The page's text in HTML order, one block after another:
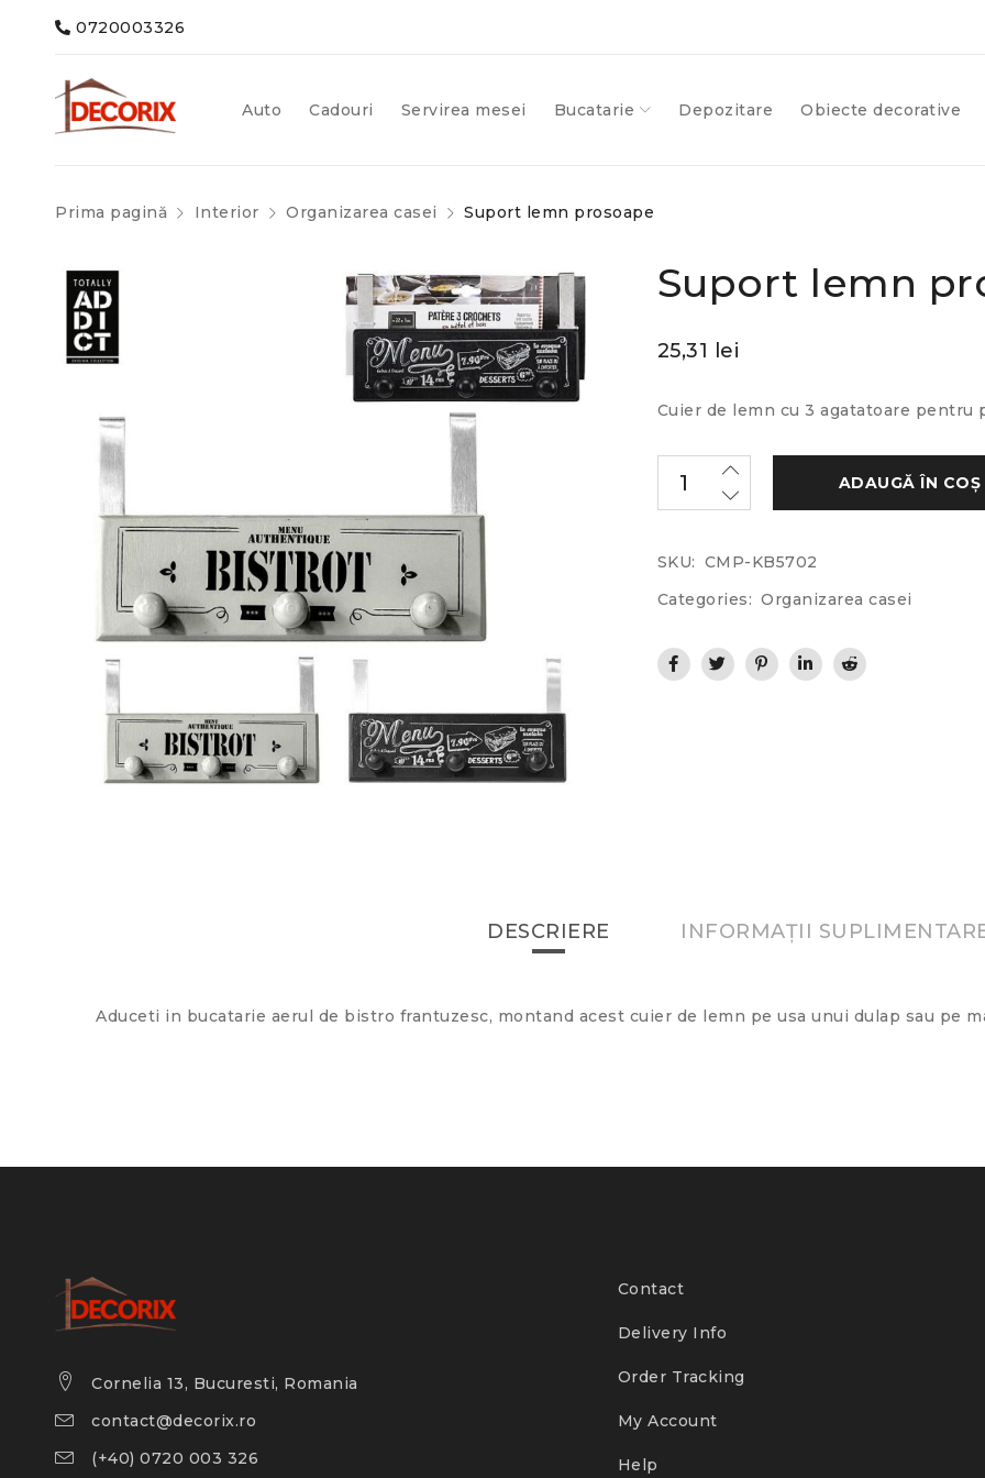
0720003326
Auto Cadouri Servirea mesei Bucatarie Depozitare Obiecte decorative
Prima pagină Interior Organizarea casei Suport lemn prosoape
Suport lemn
25,31 lei
Cuier de lemn cu 3 agatatoare pentru
ADAUGĂ ÎN COȘ
SKU: CMP-KB5702
Categories: Organizarea casei
DESCRIERE INFORMAȚII
Aduceti in bucatarie aerul de bistro frantuzesc, montand acest cuier de lemn pe usa unui dulap sau pe
Cornelia 13, Bucuresti, Romania
contact@decorix.ro
(+40) 0720 003 326
Contact
Delivery Info
Order Tracking
My Account
Help